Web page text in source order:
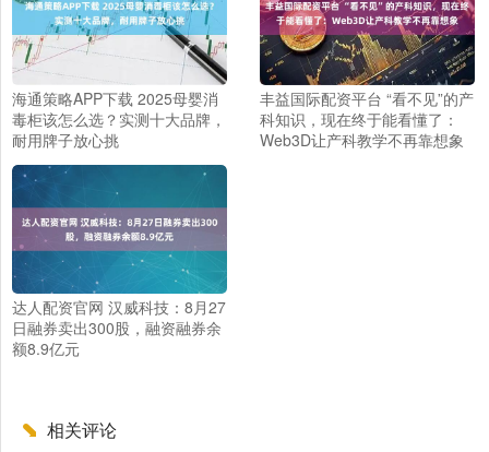
海通策略APP下载 2025母婴消
毒柜该怎么选？实测十大品牌，
耐用牌子放心挑
丰益国际配资平台 “看不见”的产
科知识，现在终于能看懂了：
Web3D让产科教学不再靠想象
达人配资官网 汉威科技：8月27
日融券卖出300股，融资融券余
额8.9亿元
相关评论